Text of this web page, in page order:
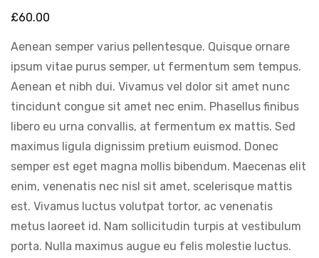
de 5 en
valoración
de un
cliente
£60.00
Aenean semper varius pellentesque. Quisque ornare
ipsum vitae purus semper, ut fermentum sem tempus.
Aenean et nibh dui. Vivamus vel dolor sit amet nunc
tincidunt congue sit amet nec enim. Phasellus finibus
libero eu urna convallis, at fermentum ex mattis. Sed
maximus ligula dignissim pretium euismod. Donec
semper est eget magna mollis bibendum. Maecenas elit
enim, venenatis nec nisl sit amet, scelerisque mattis
est. Vivamus luctus volutpat tortor, ac venenatis
metus laoreet id. Nam sollicitudin turpis at vestibulum
porta. Nulla maximus augue eu felis molestie luctus.